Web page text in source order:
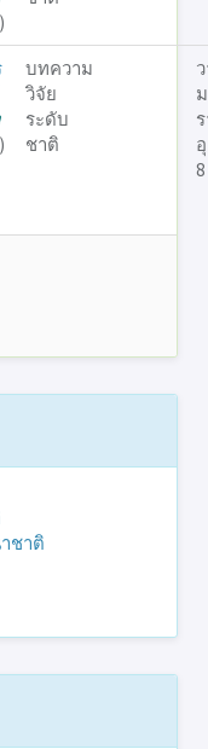
บทความ
วิจัย
ระดับ
ชาติ
ชาติ